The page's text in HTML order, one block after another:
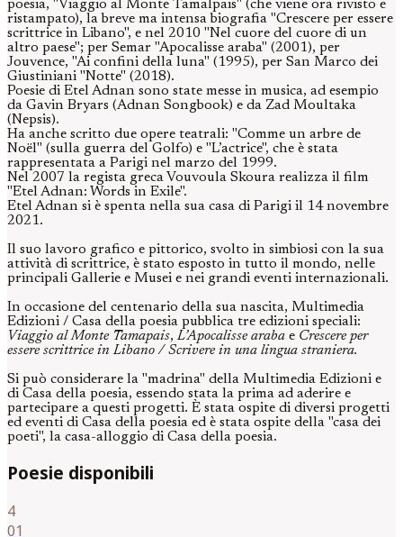
poesia, "Viaggio al Monte Tamalpais" (che viene ora rivisto e
ristampato), la breve ma intensa biografia "Crescere per essere
scrittrice in Libano", e nel 2010 "Nel cuore del cuore di un
altro paese"; per Semar "Apocalisse araba" (2001), per
Jouvence, "Ai confini della luna" (1995), per San Marco dei
Giustiniani "Notte" (2018).
Poesie di Etel Adnan sono state messe in musica, ad esempio
da Gavin Bryars (Adnan Songbook) e da Zad Moultaka
(Nepsis).
Ha anche scritto due opere teatrali: "Comme un arbre de
Noël" (sulla guerra del Golfo) e "L’actrice", che è stata
rappresentata a Parigi nel marzo del 1999.
Nel 2007 la regista greca Vouvoula Skoura realizza il film
"Etel Adnan: Words in Exile".
Etel Adnan si è spenta nella sua casa di Parigi il 14 novembre
2021.
Il suo lavoro grafico e pittorico, svolto in simbiosi con la sua
attività di scrittrice, è stato esposto in tutto il mondo, nelle
principali Gallerie e Musei e nei grandi eventi internazionali.
In occasione del centenario della sua nascita, Multimedia
Edizioni / Casa della poesia pubblica tre edizioni speciali:
Viaggio al Monte Tamapais, L’Apocalisse araba e Crescere per
essere scrittrice in Libano / Scrivere in una lingua straniera.
Si può considerare la "madrina" della Multimedia Edizioni e
di Casa della poesia, essendo stata la prima ad aderire e
partecipare a questi progetti. È stata ospite di diversi progetti
ed eventi di Casa della poesia ed è stata ospite della "casa dei
poeti", la casa-alloggio di Casa della poesia.
Poesie disponibili
4
01